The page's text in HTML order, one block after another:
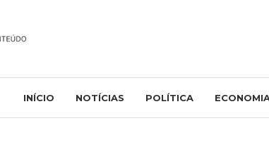
INÍCIO NOTÍCIAS POLÍTICA